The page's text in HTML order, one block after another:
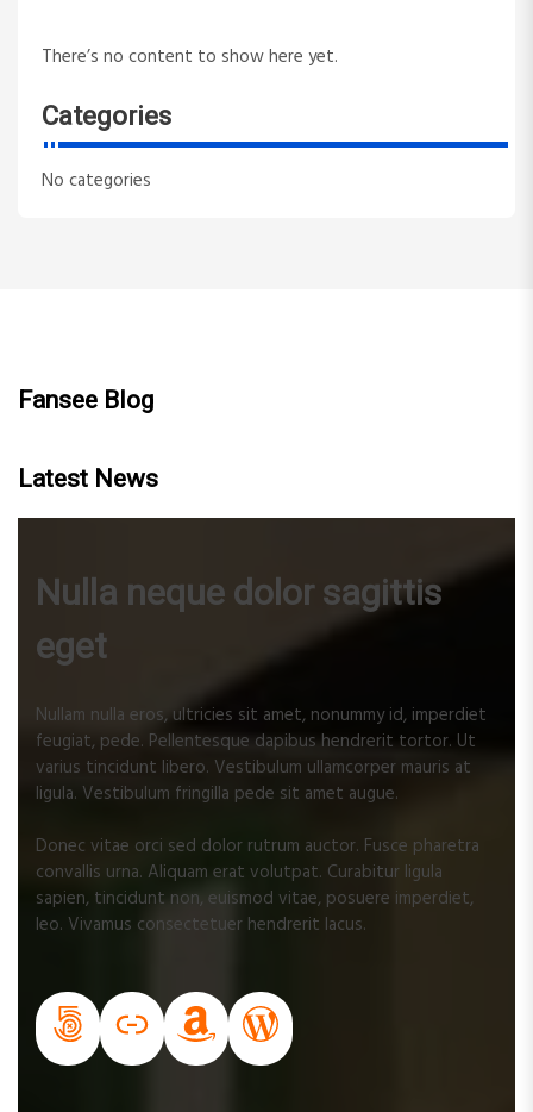
There’s no content to show here yet.
Categories
No categories
Fansee Blog
Latest News
Nulla neque dolor sagittis
eget
Nullam nulla eros, ultricies sit amet, nonummy id, imperdiet
feugiat, pede. Pellentesque dapibus hendrerit tortor. Ut
varius tincidunt libero. Vestibulum ullamcorper mauris at
ligula. Vestibulum fringilla pede sit amet augue.
Donec vitae orci sed dolor rutrum auctor. Fusce pharetra
convallis urna. Aliquam erat volutpat. Curabitur ligula
sapien, tincidunt non, euismod vitae, posuere imperdiet,
leo. Vivamus consectetuer hendrerit lacus.
500px # Amazon WordPress